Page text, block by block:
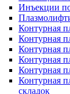
Инъекции
Контурная
Контурная
Контурная
Контурная
Контурная
Контурная
складок